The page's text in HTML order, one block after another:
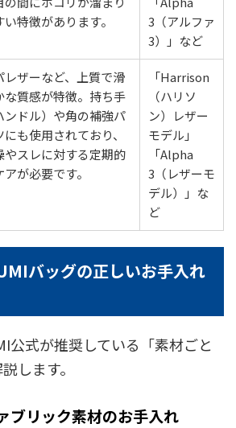
い特徴があります。
3（アルファ
3）」など
レザーなど、上質で滑
な質感が特徴。持ち手
ンドル）や角の補強パ
にも使用されており、
やスレに対する定期的
アが必要です。
「Harrison
（ハリソ
ン）レザー
モデル」
「Alpha
3（レザーモ
デル）」な
ど
バッグの正しいお手入れ
公式が推奨している「素材ごと
します。
ブリック素材のお手入れ